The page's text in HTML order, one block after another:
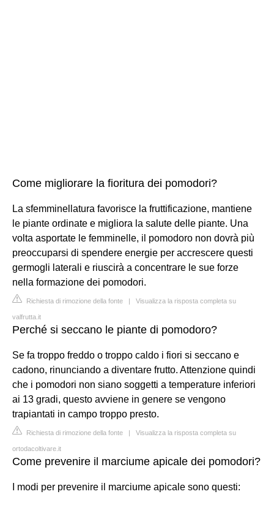
Come migliorare la fioritura dei pomodori?
La sfemminellatura favorisce la fruttificazione, mantiene
le piante ordinate e migliora la salute delle piante. Una
volta asportate le femminelle, il pomodoro non dovrà più
preoccuparsi di spendere energie per accrescere questi
germogli laterali e riuscirà a concentrare le sue forze
nella formazione dei pomodori.
Richiesta di rimozione della fonte | Visualizza la risposta completa su
valfrutta.it
Perché si seccano le piante di pomodoro?
Se fa troppo freddo o troppo caldo i fiori si seccano e
cadono, rinunciando a diventare frutto. Attenzione quindi
che i pomodori non siano soggetti a temperature inferiori
ai 13 gradi, questo avviene in genere se vengono
trapiantati in campo troppo presto.
Richiesta di rimozione della fonte | Visualizza la risposta completa su
ortodacoltivare.it
Come prevenire il marciume apicale dei pomodori?
I modi per prevenire il marciume apicale sono questi: